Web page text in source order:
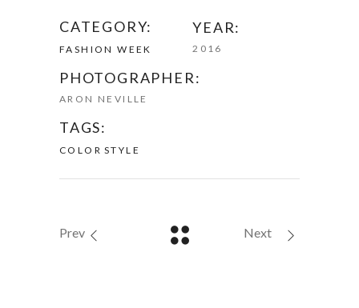
CATEGORY:
FASHION WEEK
YEAR:
2016
PHOTOGRAPHER:
ARON NEVILLE
TAGS:
COLOR STYLE
Prev Next